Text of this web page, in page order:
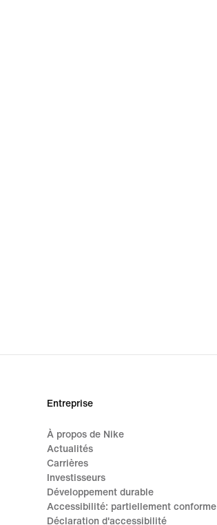
Entreprise
À propos de Nike
Actualités
Carrières
Investisseurs
Développement durable
Accessibilité: partiellement conforme
Déclaration d'accessibilité